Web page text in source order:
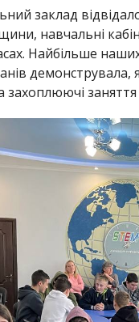
заклад
навчальні
Найбільше
захоплюючі